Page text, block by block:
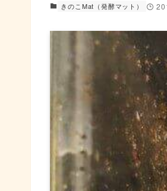
きのこMat（発酵マット）